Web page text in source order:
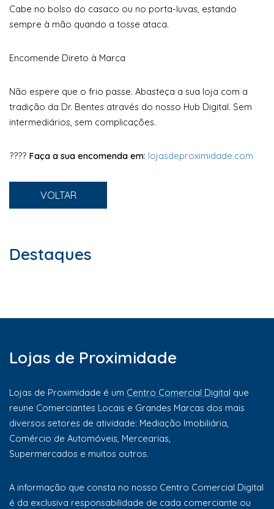
Cabe no bolso do casaco ou no porta-luvas, estando
sempre à mão quando a tosse ataca.
Encomende Direto à Marca
Não espere que o frio passe. Abasteça a sua loja com a
tradição da Dr. Bentes através do nosso Hub Digital. Sem
intermediários, sem complicações.
???? Faça a sua encomenda em: lojasdeproximidade.com
VOLTAR
Destaques
Lojas de Proximidade
Lojas de Proximidade é um Centro Comercial Digital que
reune Comerciantes Locais e Grandes Marcas dos mais
diversos setores de atividade: Mediação Imobiliária,
Comércio de Automóveis, Mercearias,
Supermercados e muitos outros.
A informação que consta no nosso Centro Comercial Digital
é da exclusiva responsabilidade de cada comerciante ou